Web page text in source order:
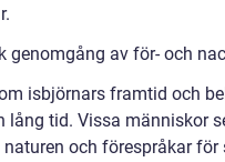
genomgång av för- och
isbjörnars framtid och
lång tid. Vissa människor
och förespråkar